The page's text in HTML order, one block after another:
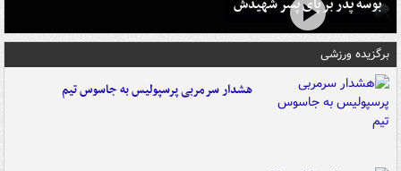
برگزیده ورزشی
هشدار سرمربی پرسپولیس به جاسوس تیم